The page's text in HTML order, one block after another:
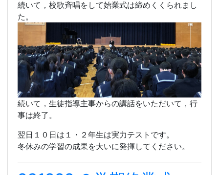
続いて，校歌斉唱をして始業式は締めくくられまし
た。
続いて，生徒指導主事からの講話をいただいて，行
事は終了。